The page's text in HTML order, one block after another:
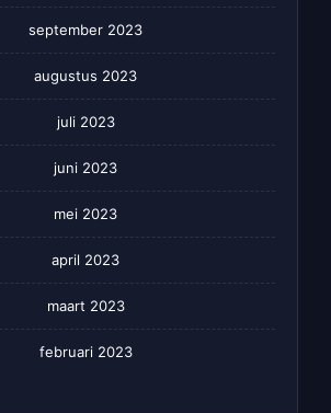
september 2023
augustus 2023
juli 2023
juni 2023
mei 2023
april 2023
maart 2023
februari 2023